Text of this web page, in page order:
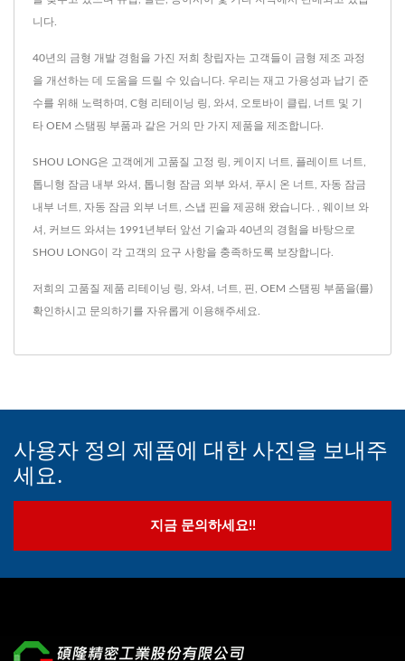
니다.
40년의 금형 개발 경험을 가진 저희 창립자는 고객들이 금형 제조 과정
을 개선하는 데 도움을 드릴 수 있습니다. 우리는 재고 가용성과 납기 준
수를 위해 노력하며, C형 리테이닝 링, 와셔, 오토바이 클립, 너트 및 기
타 OEM 스탬핑 부품과 같은 거의 만 가지 제품을 제조합니다.
SHOU LONG은 고객에게 고품질 고정 링, 케이지 너트, 플레이트 너트,
톱니형 잠금 내부 와셔, 톱니형 잠금 외부 와셔, 푸시 온 너트, 자동 잠금
내부 너트, 자동 잠금 외부 너트, 스냅 핀을 제공해 왔습니다. , 웨이브 와
셔, 커브드 와셔는 1991년부터 앞선 기술과 40년의 경험을 바탕으로
SHOU LONG이 각 고객의 요구 사항을 충족하도록 보장합니다.
저희의 고품질 제품 리테이닝 링 와셔 너트 핀 OEM 스탬핑 부품을(를)
확인하시고 문의하기 를 자유롭게 이용해주세요.
사용자 정의 제품에 대한 사진을 보내주
세요.
지금 문의하세요!!